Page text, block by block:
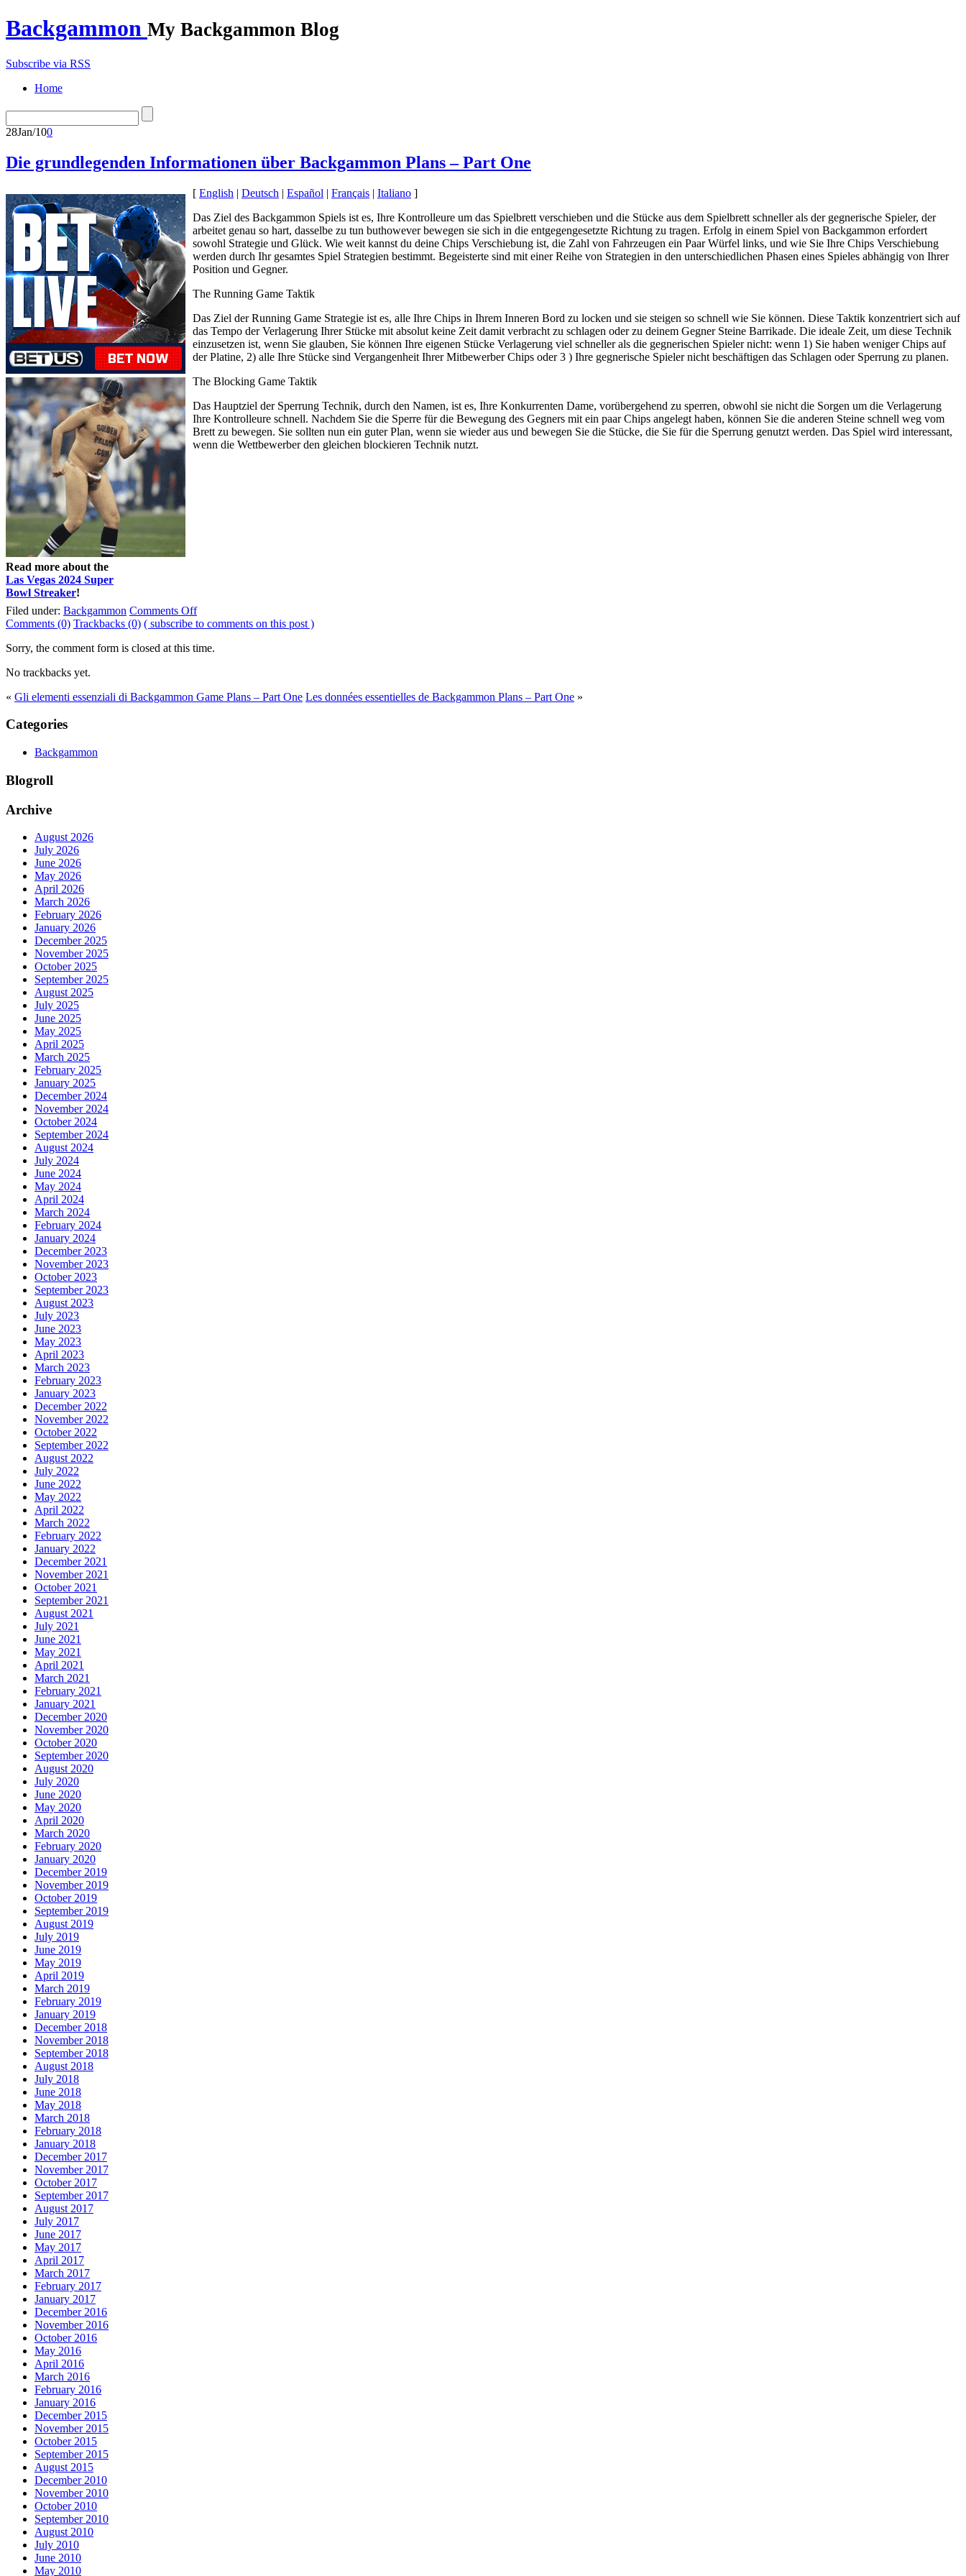
Backgammon My Backgammon Blog
Subscribe via RSS
Home
28Jan/100
Die grundlegenden Informationen über Backgammon Plans – Part One
Read more about the
Las Vegas 2024 Super
Bowl Streaker!
[ English | Deutsch | Español | Français | Italiano ]
Das Ziel des Backgammon Spiels ist es, Ihre Kontrolleure um das Spielbrett verschieben und die Stücke aus dem Spielbrett schneller als der gegnerische Spieler, der
arbeitet genau so hart, dasselbe zu tun buthowever bewegen sie sich in die entgegengesetzte Richtung zu tragen. Erfolg in einem Spiel von Backgammon erfordert
sowohl Strategie und Glück. Wie weit kannst du deine Chips Verschiebung ist, die Zahl von Fahrzeugen ein Paar Würfel links, und wie Sie Ihre Chips Verschiebung
werden durch Ihr gesamtes Spiel Strategien bestimmt. Begeisterte sind mit einer Reihe von Strategien in den unterschiedlichen Phasen eines Spieles abhängig von Ihrer
Position und Gegner.
The Running Game Taktik
Das Ziel der Running Game Strategie ist es, alle Ihre Chips in Ihrem Inneren Bord zu locken und sie steigen so schnell wie Sie können. Diese Taktik konzentriert sich auf
das Tempo der Verlagerung Ihrer Stücke mit absolut keine Zeit damit verbracht zu schlagen oder zu deinem Gegner Steine Barrikade. Die ideale Zeit, um diese Technik
einzusetzen ist, wenn Sie glauben, Sie können Ihre eigenen Stücke Verlagerung viel schneller als die gegnerischen Spieler nicht: wenn 1) Sie haben weniger Chips auf
der Platine, 2) alle Ihre Stücke sind Vergangenheit Ihrer Mitbewerber Chips oder 3 ) Ihre gegnerische Spieler nicht beschäftigen das Schlagen oder Sperrung zu planen.
The Blocking Game Taktik
Das Hauptziel der Sperrung Technik, durch den Namen, ist es, Ihre Konkurrenten Dame, vorübergehend zu sperren, obwohl sie nicht die Sorgen um die Verlagerung
Ihre Kontrolleure schnell. Nachdem Sie die Sperre für die Bewegung des Gegners mit ein paar Chips angelegt haben, können Sie die anderen Steine schnell weg vom
Brett zu bewegen. Sie sollten nun ein guter Plan, wenn sie wieder aus und bewegen Sie die Stücke, die Sie für die Sperrung genutzt werden. Das Spiel wird interessant,
wenn die Wettbewerber den gleichen blockieren Technik nutzt.
Filed under: Backgammon Comments Off
Comments (0) Trackbacks (0) ( subscribe to comments on this post )
Sorry, the comment form is closed at this time.
No trackbacks yet.
« Gli elementi essenziali di Backgammon Game Plans – Part One Les données essentielles de Backgammon Plans – Part One »
Categories
Backgammon
Blogroll
Archive
August 2026
July 2026
June 2026
May 2026
April 2026
March 2026
February 2026
January 2026
December 2025
November 2025
October 2025
September 2025
August 2025
July 2025
June 2025
May 2025
April 2025
March 2025
February 2025
January 2025
December 2024
November 2024
October 2024
September 2024
August 2024
July 2024
June 2024
May 2024
April 2024
March 2024
February 2024
January 2024
December 2023
November 2023
October 2023
September 2023
August 2023
July 2023
June 2023
May 2023
April 2023
March 2023
February 2023
January 2023
December 2022
November 2022
October 2022
September 2022
August 2022
July 2022
June 2022
May 2022
April 2022
March 2022
February 2022
January 2022
December 2021
November 2021
October 2021
September 2021
August 2021
July 2021
June 2021
May 2021
April 2021
March 2021
February 2021
January 2021
December 2020
November 2020
October 2020
September 2020
August 2020
July 2020
June 2020
May 2020
April 2020
March 2020
February 2020
January 2020
December 2019
November 2019
October 2019
September 2019
August 2019
July 2019
June 2019
May 2019
April 2019
March 2019
February 2019
January 2019
December 2018
November 2018
September 2018
August 2018
July 2018
June 2018
May 2018
March 2018
February 2018
January 2018
December 2017
November 2017
October 2017
September 2017
August 2017
July 2017
June 2017
May 2017
April 2017
March 2017
February 2017
January 2017
December 2016
November 2016
October 2016
May 2016
April 2016
March 2016
February 2016
January 2016
December 2015
November 2015
October 2015
September 2015
August 2015
December 2010
November 2010
October 2010
September 2010
August 2010
July 2010
June 2010
May 2010